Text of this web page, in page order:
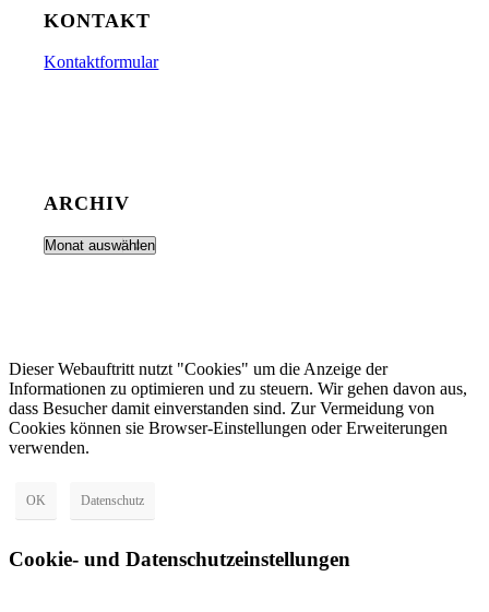
KONTAKT
Kontaktformular
ARCHIV
Dieser Webauftritt nutzt "Cookies" um die Anzeige der
Informationen zu optimieren und zu steuern. Wir gehen davon aus,
dass Besucher damit einverstanden sind. Zur Vermeidung von
Cookies können sie Browser-Einstellungen oder Erweiterungen
verwenden.
OK Datenschutz
Cookie- und Datenschutzeinstellungen